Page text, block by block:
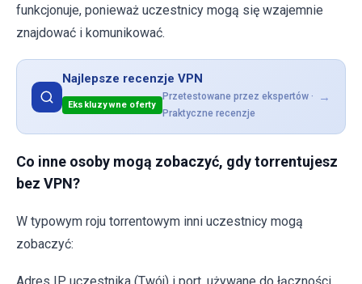
funkcjonuje, ponieważ uczestnicy mogą się wzajemnie
znajdować i komunikować.
Najlepsze recenzje VPN
Ekskluzywne oferty
Przetestowane przez ekspertów ·
Praktyczne recenzje
→
Co inne osoby mogą zobaczyć, gdy torrentujesz
bez VPN?
W typowym roju torrentowym inni uczestnicy mogą
zobaczyć: